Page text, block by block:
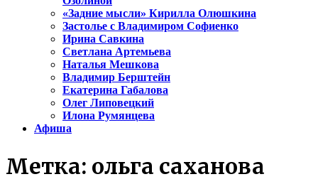
«Задние мысли» Кирилла Олюшкина
Застолье с Владимиром Софиенко
Ирина Савкина
Светлана Артемьева
Наталья Мешкова
Владимир Берштейн
Екатерина Габалова
Олег Липовецкий
Илона Румянцева
Афиша
Метка: ольга саханова